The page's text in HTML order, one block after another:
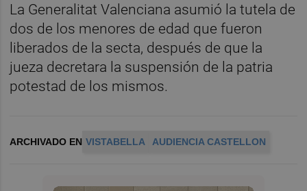
La Generalitat Valenciana asumió la tutela de
dos de los menores de edad que fueron
liberados de la secta, después de que la
jueza decretara la suspensión de la patria
potestad de los mismos.
ARCHIVADO EN VISTABELLA AUDIENCIA CASTELLON